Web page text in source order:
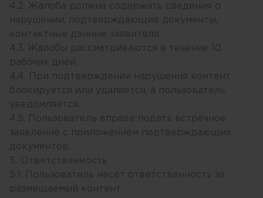
4.2. Жалоба должна содержать сведения о
нарушении, подтверждающие документы,
контактные данные заявителя.
4.3. Жалобы рассматриваются в течение 10
рабочих дней.
4.4. При подтверждении нарушения контент
блокируется или удаляется, а пользователь
уведомляется.
4.5. Пользователь вправе подать встречное
заявление с приложением подтверждающих
документов.
5.1. Пользователь несёт ответственность за
размещаемый контент.